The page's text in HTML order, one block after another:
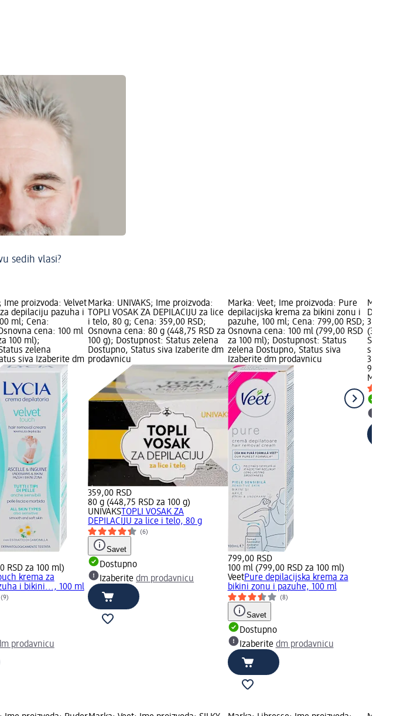
sedih vlasi?
Ime proizvoda: Velvet
depilaciju pazuha i
ml; Cena:
cena: 100 ml
100 ml);
zelena
siva Izaberite dm
RSD za 100 ml)
krema za
i bikini..., 100 ml
(9)
prodavnicu
Marka: UNIVAKS; Ime proizvoda:
TOPLI VOSAK ZA DEPILACIJU za lice
i telo, 80 g; Cena: 359,00 RSD;
Osnovna cena: 80 g (448,75 RSD za
100 g); Dostupnost: Status zelena
Dostupno, Status siva Izaberite dm
prodavnicu
359,00 RSD
80 g (448,75 RSD za 100 g)
UNIVAKSTOPLI VOSAK ZA
DEPILACIJU za lice i telo, 80 g
(6)
Savet
Dostupno
Izaberitedm prodavnicu
Marka: Veet; Ime proizvoda: Pure
depilacijska krema za bikini zonu i
pazuhe, 100 ml; Cena: 799,00 RSD;
Osnovna cena: 100 ml (799,00 RSD
za 100 ml); Dostupnost: Status
zelena Dostupno, Status siva
Izaberite dm prodavnicu
799,00 RSD
100 ml (799,00 RSD za 100 ml)
VeetPure depilacijska krema za
bikini zonu i pazuhe, 100 ml
(8)
Savet
Dostupno
Izaberite dm prodavnicu
Marka:
359,00
(398,89
Status
siva
359,00 RSD
90 g
MAJANA